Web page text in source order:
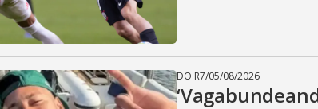
DO R7/05/08/2026